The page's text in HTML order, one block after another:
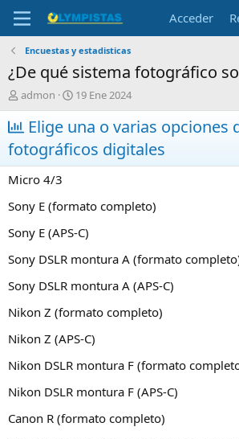
Acceder
Encuestas y estadisticas
¿De qué sistema fotográfico
I
n
i
c
i
a
d
r
e
t
e
m
a
admon
F
e
c
h
a
d
n
c
o
19 Ene 2024
Elige una o varias opciones
fotográficos digitales
Micro 4/3
Sony E (formato completo)
Sony E (APS-C)
Sony DSLR montura A (formato
Sony DSLR montura A (APS-C)
Nikon Z (formato completo)
Nikon Z (APS-C)
Nikon DSLR montura F (formato
Nikon DSLR montura F (APS-C)
Canon R (formato completo)